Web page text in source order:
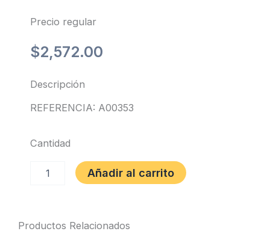
Precio regular
$2,572.00
Descripción
REFERENCIA: A00353
Cantidad
TAPABOCAS
ACRILICO
cantidad
Añadir al carrito
Productos Relacionados